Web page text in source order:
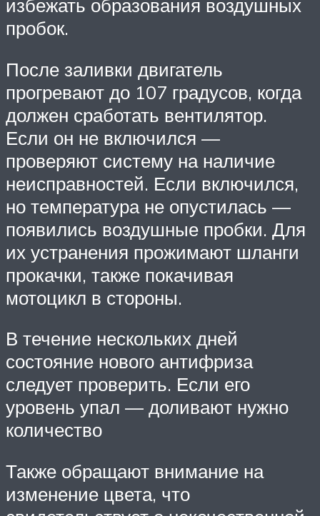
избежать образования воздушных
пробок.
После заливки двигатель
прогревают до 107 градусов, когда
должен сработать вентилятор.
Если он не включился —
проверяют систему на наличие
неисправностей. Если включился,
но температура не опустилась —
появились воздушные пробки. Для
их устранения прожимают шланги
прокачки, также покачивая
мотоцикл в стороны.
В течение нескольких дней
состояние нового антифриза
следует проверить. Если его
уровень упал — доливают нужно
количество
Также обращают внимание на
изменение цвета, что